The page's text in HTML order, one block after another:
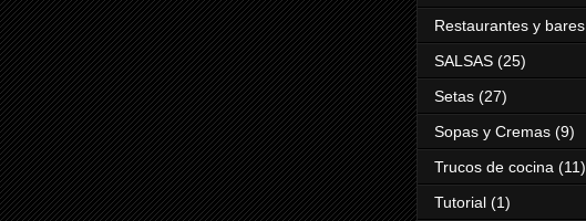
Restaurantes y bares
SALSAS (25)
Setas (27)
Sopas y Cremas (9)
Trucos de cocina (11)
Tutorial (1)